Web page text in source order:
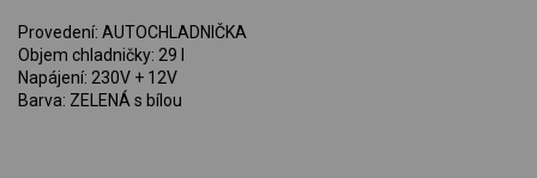
Provedení: AUTOCHLADNIČKA
Objem chladničky: 29 l
Napájení: 230V + 12V
Barva: ZELENÁ s bílou